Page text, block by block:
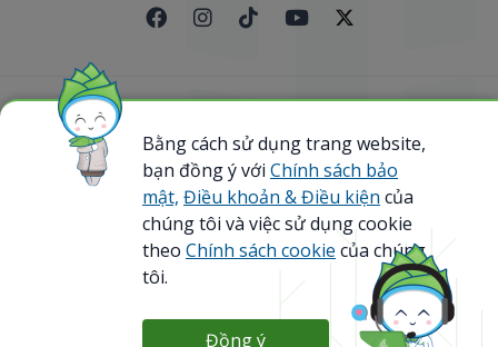
Sơ đồ website
@ 2023 Bamboo Airways Copyright. All Rights
Reserved.
Business Registration Code: 0107867370
Bằng cách sử dụng trang website,
bạn đồng ý với Chính sách bảo
mật, Điều khoản & Điều kiện của
chúng tôi và việc sử dụng cookie
theo Chính sách cookie của chúng
tôi.
Đồng ý